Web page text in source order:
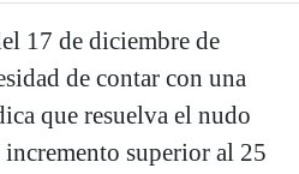
17 de diciembre de
de contar con una
que resuelva el nudo
superior al 25